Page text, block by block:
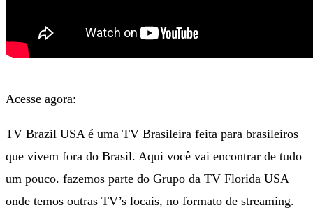
Acesse agora:
TV Brazil USA é uma TV Brasileira feita para brasileiros
que vivem fora do Brasil. Aqui você vai encontrar de tudo
um pouco. fazemos parte do Grupo da TV Florida USA
onde temos outras TV’s locais, no formato de streaming.